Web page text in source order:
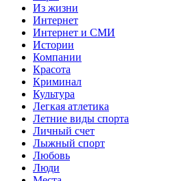
Из жизни
Интернет
Интернет и СМИ
Истории
Компании
Красота
Криминал
Культура
Легкая атлетика
Летние виды спорта
Личный счет
Лыжный спорт
Любовь
Люди